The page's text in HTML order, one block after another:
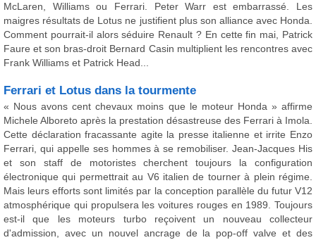
McLaren, Williams ou Ferrari. Peter Warr est embarrassé. Les
maigres résultats de Lotus ne justifient plus son alliance avec Honda.
Comment pourrait-il alors séduire Renault ? En cette fin mai, Patrick
Faure et son bras-droit Bernard Casin multiplient les rencontres avec
Frank Williams et Patrick Head...
Ferrari et Lotus dans la tourmente
« Nous avons cent chevaux moins que le moteur Honda » affirme
Michele Alboreto après la prestation désastreuse des Ferrari à Imola.
Cette déclaration fracassante agite la presse italienne et irrite Enzo
Ferrari, qui appelle ses hommes à se remobiliser. Jean-Jacques His
et son staff de motoristes cherchent toujours la configuration
électronique qui permettrait au V6 italien de tourner à plein régime.
Mais leurs efforts sont limités par la conception parallèle du futur V12
atmosphérique qui propulsera les voitures rouges en 1989. Toujours
est-il que les moteurs turbo reçoivent un nouveau collecteur
d'admission, avec un nouvel ancrage de la pop-off valve et des